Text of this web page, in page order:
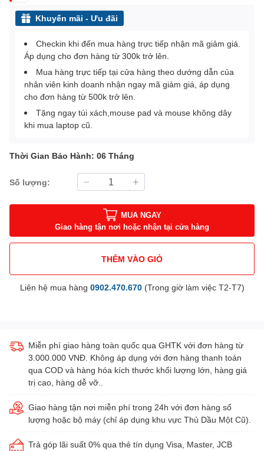
Khuyến mãi - Ưu đãi
Checkin khi đến mua hàng trực tiếp nhận mã giảm giá.
Áp dụng cho đơn hàng từ 300k trở lên.
Mua hàng trực tiếp tại cửa hàng theo dướng dẫn của
nhân viên kinh doanh nhận ngay mã giảm giá, áp dụng
cho đơn hàng từ 500k trở lên.
Tặng ngay túi xách,mouse pad và mouse không dây
khi mua laptop cũ.
Thời Gian Bảo Hành: 06 Tháng
Số lượng:
MUA NGAY
Giao hàng tận nơi hoặc nhận tại cửa hàng
THÊM VÀO GIỎ
Liên hệ mua hàng 0902.470.670(Trong giờ làm việc T2-T7)
Miễn phí giao hàng toàn quốc qua GHTK với đơn hàng từ
3.000.000 VNĐ. Không áp dụng với đơn hàng thanh toán
qua COD và hàng hóa kích thước khối lượng lớn, hàng giá
trị cao, hàng dễ vỡ..
Giao hàng tận nơi miễn phí trong 24h với đơn hàng số
lượng hoặc bộ máy (chỉ áp dụng khu vực Thủ Dầu Một Cũ).
Trả góp lãi suất 0% qua thẻ tín dụng Visa, Master, JCB